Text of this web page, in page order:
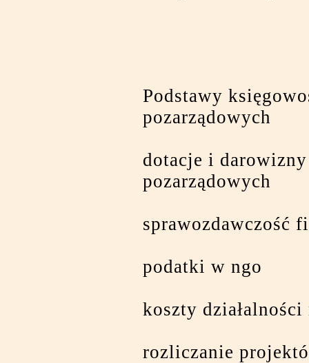
Podstawy
pozarządowych
dotacje i
pozarządowych
sprawozdawczość
podatki w ngo
koszty działalności
rozliczanie